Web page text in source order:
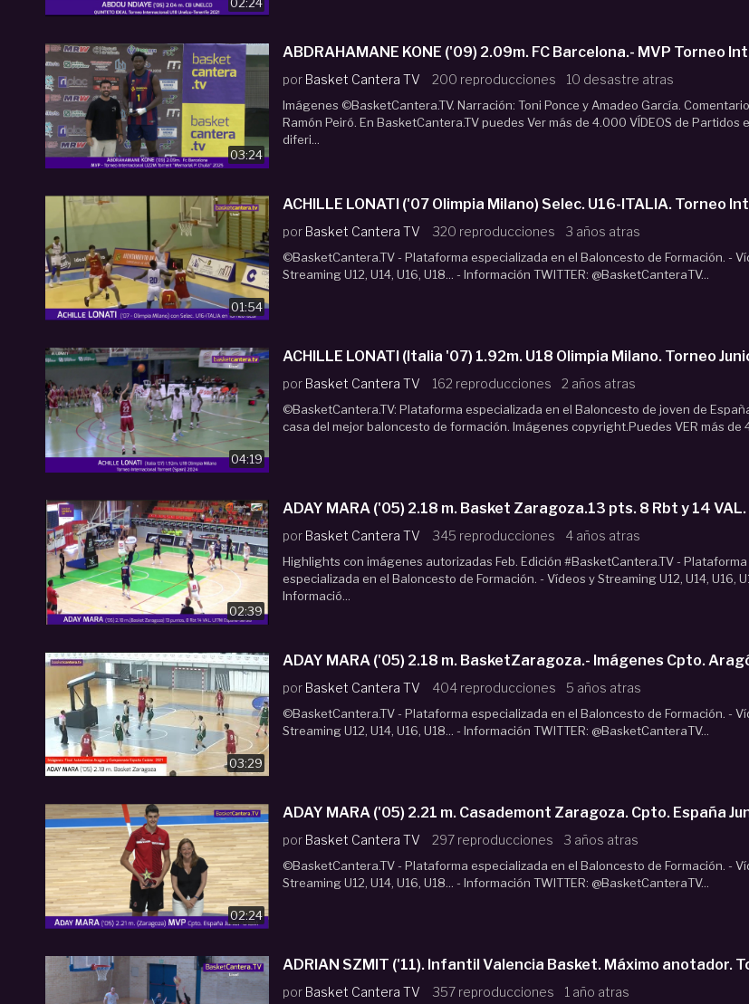
03:24
ABDRAHAMANE KONE ('09) 2.09m. FC Barcelona.- MVP Torneo
por Basket Cantera TV 200 reproducciones 10 desastre atras
Imágenes ©BasketCantera.TV. Narración: Toni Ponce y Amadeo García.
Ramón Peiró. En BasketCantera.TV puedes Ver más de 4.000 VÍDEOS de Partidos
diferi...
01:54
ACHILLE LONATI ('07 Olimpia Milano) Selec. U16-ITALIA.
por Basket Cantera TV 320 reproducciones 3 años atras
©BasketCantera.TV - Plataforma especializada en el Baloncesto de Formación. -
Streaming U12, U14, U16, U18... - Información TWITTER: @BasketCanteraTV...
04:19
por Basket Cantera TV 162 reproducciones 2 años atras
©BasketCantera.TV: Plataforma especializada en el Baloncesto de joven de
casa del mejor baloncesto de formación. Imágenes copyright.Puedes VER más de
02:39
ADAY MARA ('05) 2.18 m. Basket Zaragoza.13 pts. 8 Rbt y 14
por Basket Cantera TV 345 reproducciones 4 años atras
Highlights con imágenes autorizadas Feb. Edición #BasketCantera.TV - Plataforma
especializada en el Baloncesto de Formación. - Vídeos y Streaming U12, U14, U16,
Informació...
03:29
ADAY MARA ('05) 2.18 m. BasketZaragoza.- Imágenes Cpto.
por Basket Cantera TV 404 reproducciones 5 años atras
©BasketCantera.TV - Plataforma especializada en el Baloncesto de Formación. -
Streaming U12, U14, U16, U18... - Información TWITTER: @BasketCanteraTV...
02:24
ADAY MARA ('05) 2.21 m. Casademont Zaragoza. Cpto. España
por Basket Cantera TV 297 reproducciones 3 años atras
©BasketCantera.TV - Plataforma especializada en el Baloncesto de Formación. -
Streaming U12, U14, U16, U18... - Información TWITTER: @BasketCanteraTV...
ADRIAN SZMIT ('11). Infantil Valencia Basket. Máximo
por Basket Cantera TV 357 reproducciones 1 año atras